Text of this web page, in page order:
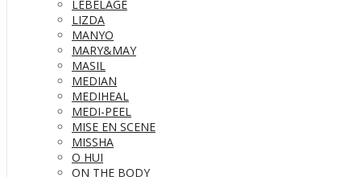
LEBELAGE
LIZDA
MANYO
MARY&MAY
MASIL
MEDIAN
MEDIHEAL
MEDI-PEEL
MISE EN SCENE
MISSHA
O HUI
ON THE BODY